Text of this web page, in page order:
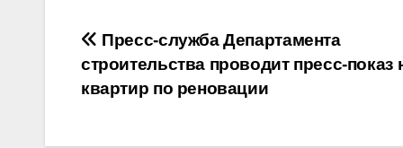
Навигация
по
Пресс-служба Департамента
строительства проводит пресс-показ
квартир по реновации